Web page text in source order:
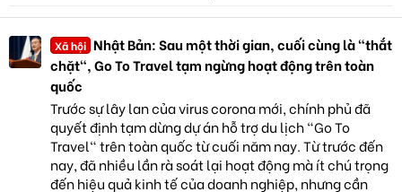
Xã hội Nhật Bản: Sau một thời gian, cuối cùng là "thắt
chặt", Go To Travel tạm ngừng hoạt động trên toàn
quốc
Trước sự lây lan của virus corona mới, chính phủ đã
quyết định tạm dừng dự án hỗ trợ du lịch "Go To
Travel" trên toàn quốc từ cuối năm nay. Từ trước đến
nay, đã nhiều lần rà soát lại hoạt động mà ít chú trọng
đến hiệu quả kinh tế của doanh nghiệp, nhưng cần